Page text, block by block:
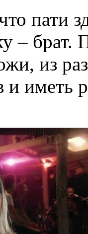
пати
–
из
и иметь